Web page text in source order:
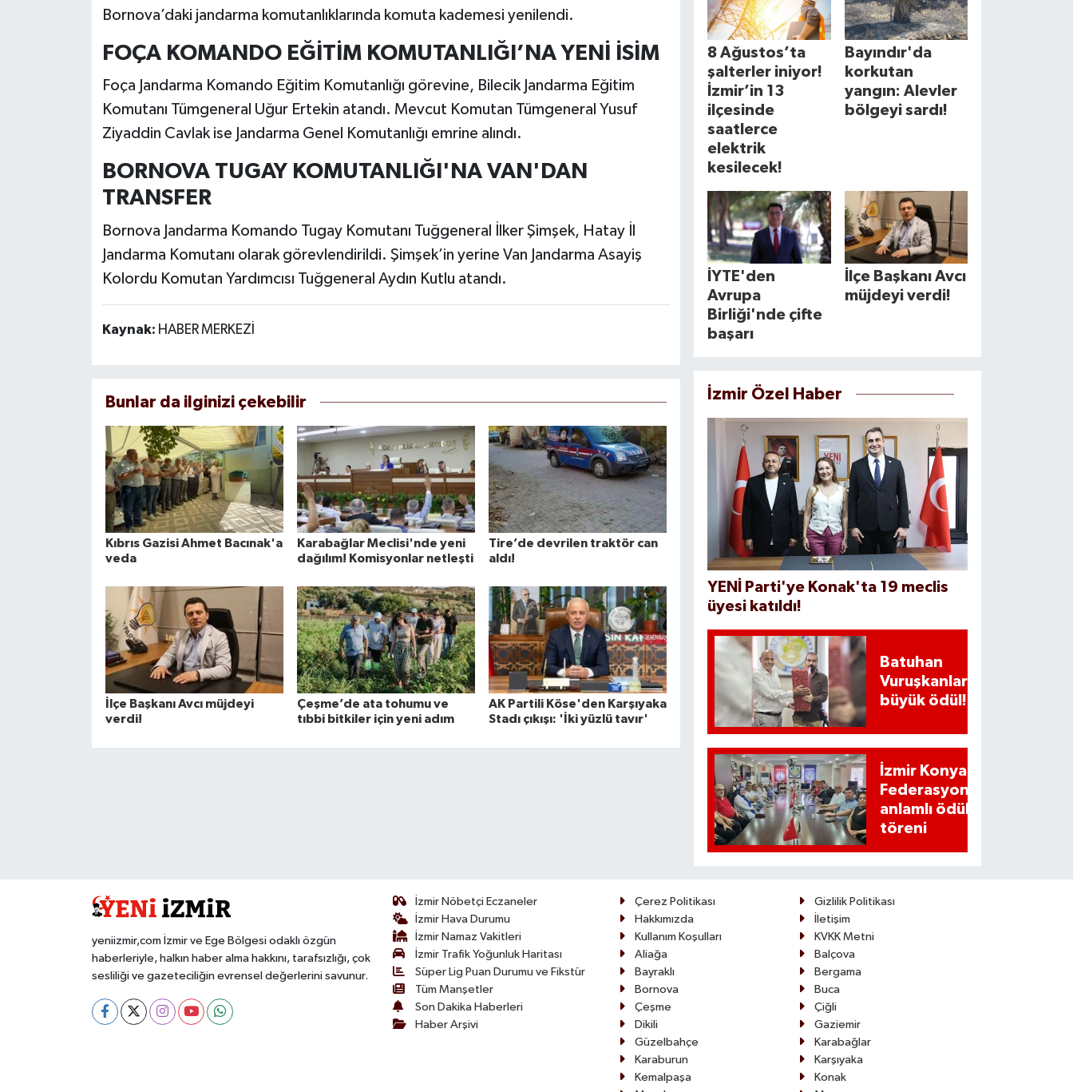
Bornova’daki jandarma komutanlıklarında komuta kademesi yenilendi.
FOÇA KOMANDO EĞİTİM KOMUTANLIĞI’NA YENİ İSİM
Foça Jandarma Komando Eğitim Komutanlığı görevine, Bilecik Jandarma Eğitim
Komutanı Tümgeneral Uğur Ertekin atandı. Mevcut Komutan Tümgeneral Yusuf
Ziyaddin Cavlak ise Jandarma Genel Komutanlığı emrine alındı.
BORNOVA TUGAY KOMUTANLIĞI'NA VAN'DAN
TRANSFER
Bornova Jandarma Komando Tugay Komutanı Tuğgeneral İlker Şimşek, Hatay İl
Jandarma Komutanı olarak görevlendirildi. Şimşek’in yerine Van Jandarma Asayiş
Kolordu Komutan Yardımcısı Tuğgeneral Aydın Kutlu atandı.
Kaynak: HABER MERKEZİ
Bunlar da ilginizi çekebilir
Kıbrıs Gazisi Ahmet Bacınak'a
veda
Karabağlar Meclisi'nde yeni
dağılım! Komisyonlar netleşti
Tire’de devrilen traktör can
aldı!
İlçe Başkanı Avcı müjdeyi
verdi!
Çeşme’de ata tohumu ve
tıbbi bitkiler için yeni adım
AK Partili Köse'den Karşıyaka
Stadı çıkışı: 'İki yüzlü tavır'
8 Ağustos’ta
şalterler iniyor!
İzmir’in 13
ilçesinde
saatlerce
elektrik
kesilecek!
Bayındır'da
korkutan
yangın: Alevler
bölgeyi sardı!
İYTE'den
Avrupa
Birliği'nde çifte
başarı
İlçe Başkanı Avcı
müjdeyi verdi!
İzmir Özel Haber
YENİ Parti'ye Konak'ta 19 meclis
üyesi katıldı!
Batuhan
Vuruşkanlar'a
büyük ödül!
İzmir Konyalılar
Federasyonundan
anlamlı ödül
töreni
yeniizmir,com İzmir ve Ege Bölgesi odaklı özgün
haberleriyle, halkın haber alma hakkını, tarafsızlığı, çok
sesliliği ve gazeteciliğin evrensel değerlerini savunur.
İzmir Nöbetçi Eczaneler
İzmir Hava Durumu
İzmir Namaz Vakitleri
İzmir Trafik Yoğunluk Haritası
Süper Lig Puan Durumu ve Fikstür
Tüm Manşetler
Son Dakika Haberleri
Haber Arşivi
Çerez Politikası
Gizlilik Politikası
Hakkımızda
İletişim
Kullanım Koşulları
KVKK Metni
Aliağa
Balçova
Bayraklı
Bergama
Bornova
Buca
Çeşme
Çiğli
Dikili
Gaziemir
Güzelbahçe
Karabağlar
Karaburun
Karşıyaka
Kemalpaşa
Konak